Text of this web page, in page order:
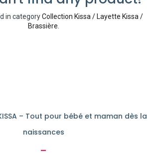
in categoryCollection Kissa / Layette Kissa /
Brassière
– Tout pour bébé et maman dès la
naissances
-